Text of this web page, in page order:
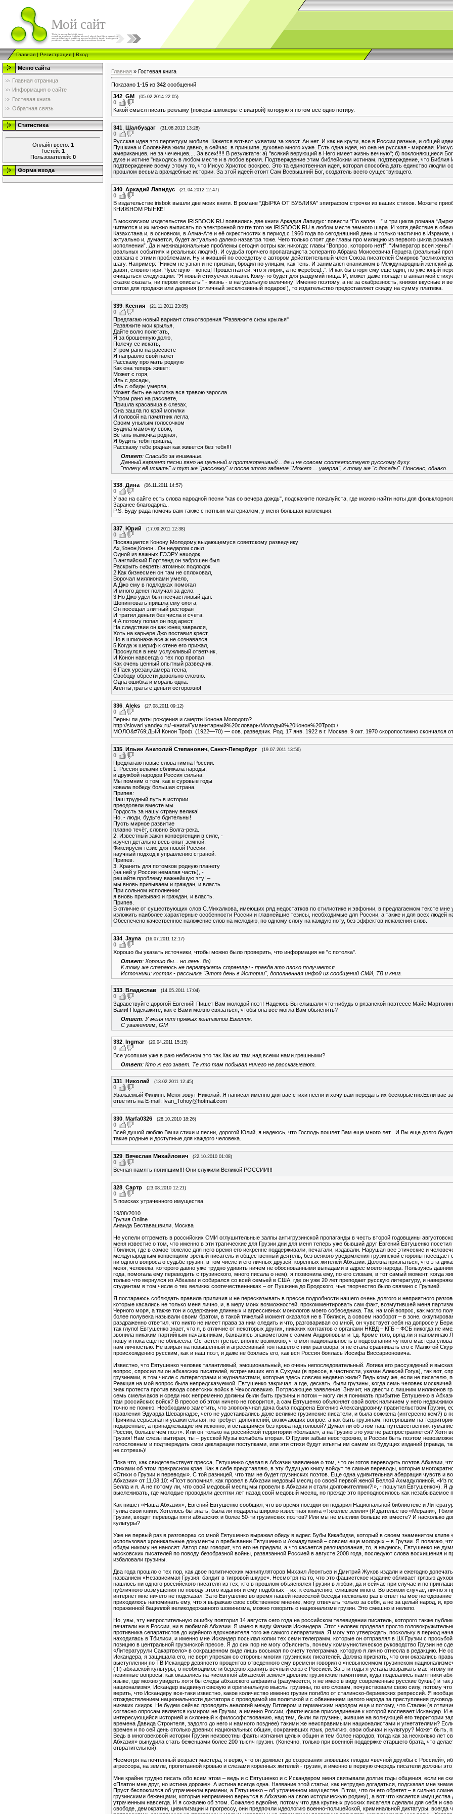
Мой сайт
Главная|Регистрация|Вход
Меню сайта
Главная страница
Информация о сайте
Гостевая книга
Обратная связь
Статистика
Онлайн всего: 1
Гостей: 1
Пользователей: 0
Форма входа
Главная » Гостевая книга
Показано 1-15 из 342 сообщений
342 GM (05.02.2014 22:05)
0
Какой смысл писать рекламу {покеры-шмокеры с виагрой} которую я потом всё одно потиру.
341 Шалбуздаг (31.08.2013 13:28)
0
Русская идея это перпетуум мобиле. Кажется вот-вот ухватим за хвост. Ан нет. И как не крути, все в России разные, и общей
Пушкина и Соловьёва жили давно, а сейчас. в принципе, духовно много хуже. Есть одна идея, но она не русская - мировая.
американцев, не за чеченцев,... За всех!!!!! В результате: а) "всякий верующий в Него имеет жизнь вечную"; б) поклоняющиеся
духе и истине "находясь в любом месте и в любое время. Подтверждение этим библейским истинам, подтверждение, что Библия
подтверждение всему этому то, что Иисус Христос воскрес. Это та единственная идея, которая способна дать единство людям
прошлом весьма враждебные истории. За этой идеей стоит Сам Всевышний Бог, создатель всего существующего.
340 Аркадий Лапидус (21.04.2012 12:47)
0
В издательстве irisbok вышли две моих книги. В романе "ДЫРКА ОТ БУБЛИКА" эпиграфом строчки из ваших стихов. Можете
КНИЖНОМ РЫНКЕ!
В московском издательстве IRISBOOK.RU появились две книги Аркадия Лапидус: повести “По капле…” и три цикла романа
читаются и их можно выписать по электронной почте того же IRISBOOK.RU в любом месте земного шара. И хотя действие в
Казахстана и, в основном, в Алма-Ате и её окрестностях в период с 1960 года по сегодняшний день и только частично в
актуально и, думается, будет актуально далеко назавтра тоже. Чего только стоят две главы про милицию из первого цикла
исполнении”. Да и межнациональные проблемы сегодня остры как никогда: главы “Вопрос, которого нет!”, “Император всея
реальных событиях и реальных людях!). И судьба горячего пропагандиста эсперанто Абрама Моисеевича Герцега (реальный
связана с этими проблемами. Ну и живший по соседству с автором действительный член Союза писателей Смирнов
шагу. Например: “Никем не узнан и не признан, бродил по улицам, как тень. И занимался онанизмом в Международный женский
давят, словно гири. Чувствую – конец! Прошептал ей, что я лирик, а не жеребец!..”. И как бы вторя ему ещё один, но уже юный
очищаться следующим: “Я новый стихуёчек изваял. Кому-то будет для раздумий пища. И, может даже попадёт в аннал мой
сказке сказать, ни пером описать!” - жизнь - в натуральную величину! Именно поэтому, а не за скабрезность, книжки вкусные и
оптом для продажи или дарения (отличный эксклюзивный подарок!), то издательство предоставляет скидку на сумму платежа.
339 Ксения (21.11.2011 23:05)
0
Предлагаю новый вариант стихотворения "Развяжите сизы крылья"
Развяжите мои крылья,
Дайте волю полетать,
Я за брошенную долю,
Полечу ее искать,
Утром рано на рассвете
Я направлю свой палет
Расскажу про мать родную
Как она теперь живет:
Может с горя,
Иль с досады,
Иль с обиды умерла,
Может быть ее могилка вся травою заросла.
Утром рано на рассвете,
Пришла красавица в слезах,
Она зашла по край могилки
И головой на памятник легла,
Своим унылым голосочком
Будила мамочку свою,
Встань мамочка родная,
Я будить тебя пришла,
Расскажу тебе родная как живется без тебя!!!
Ответ: Спасибо за внимание.
Данный вариант песни явно не цельный и противоречивый... да и не совсем соответствует русскому духу.
"полечу её искать" и тут же "расскажу" и после этого гадание "Может ... умерла", к тому же "с досады". Нонсенс, однако.
338 Дина (06.11.2011 14:57)
0
У вас на сайте есть слова народной песни "как со вечера дождь", подскажите пожалуйста, где можно найти ноты для
Заранее благодарна..
P.S. Буду рада помочь вам также с нотным материалом, у меня большая коллекция.
337 Юрий (17.09.2011 12:38)
0
Посвящается Конону Молодому,выдающемуся советскому разведчику
Ах,Конон,Конон...Он недаром слыл
Одной из важных ГЭЭРУ находок,
В английский Портленд он заброшен был
Раскрыть секреты атомных подлодок.
2.Как бизнесмен он там не сплоховал,
Ворочал миллионами умело,
А Джо ему в подлодках помогал
И много денег получал за дело.
3.Но Джо удел был несчастливый дан:
Шопинговать пришла ему охота,
Он посещал элитный ресторан
И тратил деньги без числа и счета.
4.А потому попал он под арест.
На следствии он как юнец заврался,
Хоть на карьере Джо поставил крест,
Но в шпионаже все ж не сознавался.
5.Когда ж шериф к стене его прижал,
Проснулся в нем услужливый ответчик,
И Конон навсегда с тех пор пропал
Как очень ценный,опытный разведчик.
6.Паек урезан,камера тесна,
Свободу обрести довольно сложно.
Одна ошибка и мораль одна:
Агенты,тратьте деньги осторожно!
336 Aleks (27.08.2011 09:12)
0
Верны ли даты рождения и смерти Конона Молодого?
http://slovari.yandex.ru/~книги/Гуманитарный%20словарь/Молодый%20Конон%20Троф./
МОЛО&#769;ДЫЙ Конон Троф. (1922—70) — сов. разведчик. Род. 17 янв. 1922 в г. Москве. 9 окт. 1970 скоропостижно скончался
335 Ильин Анатолий Степанович, Санкт-Петербург (19.07.2011 13:56)
0
Предлагаю новые слова гимна России:
1. Россия веками сближала народы,
и дружбой народов Россия сильна.
Мы помним о том, как в суровые годы
ковала победу большая страна.
Припев:
Наш трудный путь в истории
преодолели вместе мы.
Гордость за нашу страну велика!
Но, - люди, будьте бдительны!
Пусть мирное развитие
плавно течёт, словно Волга-река.
2. Известный закон конвергенции в силе, -
изучен детально весь опыт земной.
Фиксируем тезис для новой России:
научный подход к управлению страной.
Припев.
3. Хранить для потомков родную планету
(на ней у России немалая часть), -
решайте проблему важнейшую эту! –
мы вновь призываем и граждан, и власть.
При сольном исполнении:
я вновь призываю и граждан, и власть.
Припев.
В отличие от существующих слов С.Михалкова, имеющих ряд недостатков по стилистике и эвфонии, в предлагаемом тексте мне
изложить наиболее характерные особенности России и главнейшие тезисы, необходимые для России, а также и для всех людей
Обеспечено качественное наложение слов на мелодию, по одному слогу на каждую ноту, без эффектов искажения слов.
334 Jayna (16.07.2011 12:17)
0
Хорошо бы указать источники, чтобы можно было проверить, что информация не "с потолка".
Ответ: Хорошо бы... но лень. 8о)
К тому же стараюсь не перегружать страницы - правда это плохо получается.
Источники: костяк - рассылка "Этот день в Истории", дополненная инфой из сообщений СМИ, ТВ и книг.
333 Владислав (14.05.2011 17:04)
0
Здравствуйте дорогой Евгений! Пишет Вам молодой поэт! Надеюсь Вы слышали что-нибудь о рязанской поэтессе Майе
Вами! Подскажите, как с Вами можно связаться, чтобы она всё могла Вам обьяснить?
Ответ: У меня нет прямых контактов Евгения.
С уважением, GM
332 Ingmar (20.04.2011 15:15)
0
Все усопшие уже в раю небесном.это так.Как им там.над всеми нами.грешными?
Ответ: Кто ж его знает. Те кто там побывал ничего не рассказывают.
331 Николай (13.02.2011 12:45)
0
Уважаемый Филипп. Меня зовут Николай. Я написал именно для вас стихи песни и хочу вам передать их бескорыстно.Если вас
ответить на E-mail: Ivan_Tohoy@hotmail.com
330 Marfa0326 (28.10.2010 18:26)
0
Всей душой люблю Ваши стихи и песни, дорогой Юлий, я надеюсь, что Господь пошлет Вам еще много лет . И Вы еще долго
такие родные и доступные для каждого человека.
329 Вячеслав Михайлович (22.10.2010 01:08)
0
Вечная память погипшим!!! Они служили Великой РОССИИ!!!
328 Сартр (23.08.2010 12:21)
0
В поисках утраченного имущества
19/08/2010
Грузия Online
Анаида Беставашвили, Москва
Не успели отгреметь в российских СМИ оглушительные залпы антигрузинской пропаганды в честь второй годовщины
меня известие о том, что именно в эти трагические для Грузии дни для меня теперь уже бывший друг Евгений Евтушенко
Тбилиси, где в самое тяжелое для него время его искренне поддерживали, печатали, издавали. Нарушая все этические и
международным конвенциям зрелый писатель и общественный деятель, без всякого уведомления грузинской стороны посещает
ни одного вопроса о судьбе грузин, в том числе и его личных друзей, коренных жителей Абхазии. Должна признаться, что эта
меня, человека, которого давно уже трудно удивить ничем не обоснованными выпадами в адрес моего народа. Пользуясь
года, помогала ему переводить с грузинского, много писала о нем), я позвонила ему, по его словам, в тот самый момент, когда
только что вернулся из Абхазии и собирался со всей семьей в США, где он уже 20 лет преподает русскую литературу, и
студентам в том числе о тех великих соотечественниках – от Пушкина до Бродского, чье творчество было связано с Грузией.
Я постараюсь соблюдать правила приличия и не пересказывать в прессе подробности нашего очень долгого и неприятного
которые касались не только меня лично, и, в меру моих возможностей, прокомментировать сам факт, возмутившей меня
Черного моря, а также тон и содержание длинных и агрессивных монологов моего собеседника. Так, на мой вопрос, как могло
более полувека называли своим братом, в такой тяжелый момент оказался не в Тбилиси, а совсем наоборот – в зоне,
раздраженно ответил, что никто не имеет права за ним следить и что, разговаривая со мной, он чувствует себя на допросе у
так глупо! Евтушенко знает, что я, в отличие от некоторых других, никаких контактов с органами НКВД – КГБ – ФСБ никогда не
звонила никаким партийным начальникам, бахвалясь знакомством с самим Андроповым и т.д. Кроме того, вряд ли я напоминаю
ношу и пока еще не облысела. Остается третье: вполне возможно, что моя национальность в подсознании чуткого мастера
нам личностью. Не взирая на повышенный и агрессивный тон нашего с ним разговора, я не стала сравнивать его с Малютой
происхождению русским, как и наш поэт, и даже не боялась его, как вся Россия боялась Иосифа Виссарионовича.
Известно, что Евтушенко человек талантливый, эмоциональный, но очень непоследовательный. Логика его рассуждений и
вопрос, спросил ли он абхазских писателей, встречавших его в Сухуми (в прессе, в частности, указан Алексей Гогуа), так вот,
грузинами, в том числе с литераторами и журналистами, которые здесь совсем недавно жили? Ведь кому же, если не писателю,
Реакция на мой вопрос была непредсказуемой. Евтушенко закричал: а где, дескать, были грузины, когда семь человек
знак протеста против ввода советских войск в Чехословакию. Потрясающее заявление! Значит, на двести с лишним миллионов
семь смельчаков и среди них непременно должны были быть грузины и потом – могу ли я понимать прибытие Евтушенко в
там российских войск? В прессе об этом ничего не говорится, а сам Евтушенко объясняет свой вояж наличием у него
точно не помню. Необходимо заметить, что злополучная дача была подарена Евгению Александровичу правительством Грузии,
правления Эдуарда Шеварнадзе, чего не удостаивались даже великие грузинские писатели, и была сожжена (интересно кем?) в
Причина серьезная и уважительная, но требует дополнений, включающих вопрос: а как быть грузинам, потерявшим на
подаренные, а принадлежащие им исконно, и оставшимся без крова над головой? Думал ли об этом наш путешественник-
России, больше чем поэт». Или он только на российской территории «больше», а на Грузию это уже не распространяется? Хотя
Грузия! Нам слезы вытирая, ты – русской Музы колыбель вторая. О Грузии забыв неосторожно, в России быть поэтом
голословным и подтверждать свои декларации поступками, или эти стихи будут изъяты им самим из будущих изданий (правда,
не сотрешь)!
Пока что, как свидетельствует пресса, Евтушенко сделал в Абхазии заявление о том, что он готов переводить поэтов Абхазии,
стихами об этом прекрасном крае. Как я себе представляю, в эту будущую книгу войдут те самые переводы, которые
«Стихи о Грузии и переводы». С той разницей, что там не будет грузинских поэтов. Еще одна удивительная аберрация чувств и
Абхазии» от 11.08.10: «Поэт вспомнил, как провел в Абхазии медовый месяц со своей первой женой Беллой Ахмадуллиной. «Из
Белла и я. А не потому ли, что свой медовый месяц мы провели в Абхазии и стали долгожителями?!», - пошутил Евтушенко»). Я
выслеживать, где молодые проводили десятки лет назад свой медовый месяц, но прежде это преподносилось как незабываемое
Как пишет «Наша Абхазия», Евгений Евтушенко сообщил, что во время поездки он подарил Национальной библиотеке и
Гулиа свои книги. Хотелось бы знать, была ли подарена широко известная книга «Тяжелее земли» (Издательство «Мерани»,
Грузии, входят переводы пяти абхазских и более 50-ти грузинских поэтов? Или мы не мыслим больше их вместе? И насколько
культуры?
Уже не первый раз в разговорах со мной Евтушенко выражал обиду в адрес Бубы Кикабидзе, который в своем знаменитом
использовал хроникальные документы о пребывании Евтушенко и Ахмадулиной – совсем еще молодых – в Грузии. Я полагаю, что
обиды никому не наносят. Автор сам говорит, что его не предали, а что касается разочарования, то, я надеюсь, Евтушенко не
московских писателей по поводу безобразной войны, развязанной Россией в августе 2008 года, последуют слова восхищения и
избаловали грузины.
Два года прошло с тех пор, как двое политических манипуляторов Михаил Леонтьев и Дмитрий Жуков издали и ежегодно
названием «Независимая Грузия: бандит в тигровой шкуре». Несмотря на то, что это фашистское издание обливает грязью
нашлось ни одного российского писателя из тех, кто в прошлом объяснялся Грузии в любви, да и сейчас при случае и по
публичного возмущения по поводу этого издания и ему подобных – их, к сожалению, слишком много. Во всяком случае, лично я
интернет мне ничего не подсказал. Зато Евтушенко во время нашей невеселой беседы несколько раз в ответ на мое
приходилось напоминать ему, что я выражаю свое собственное мнение, могу отвечать только за себя, а не за целый народ, и,
пораженной бациллой великодержавного шовинизма, можно говорить о национализме грузин. Это смешно и нелепо.
Но, увы, эту непростительную ошибку повторил 14 августа сего года на российском телевидении писатель, которого также
печатали ни в России, ни в любимой Абхазии. Я имею в виду Фазиля Искандера. Этот человек проделал просто
противника сепаратистов до идейного вдохновителя того же самого сепаратизма. Я могу это утверждать, поскольку в период
находилась в Тбилиси, и именно мне Искандер посылал копии тех семи телеграмм, которые он отправлял в ЦК Грузии с просьбой
позицию в центральной грузинской прессе. Я до сих пор не могу объяснить, почему коммунистическое руководство Грузии не
«Литературули Сакартвело» в сокращенном виде лишь восьмая по счету телеграмма, которую я лично отнесла в редакцию. Не
Искандера, я защищала его, не веря упрекам со стороны многих грузинских писателей. Должна признать, что они оказались
выступлении по ТВ Искандер девяносто процентов отведенного ему времени говорил о «невыносимом грузинском
(!!!) абхазской культуры, о необходимости бережно хранить вечный союз с Россией. За эти годы я устала возражать маститому
невинные вопросы: как оказались на «исконной абхазской земле» древние грузинские памятники, куда подевались памятники
языке, где можно увидеть хотя бы следы абхазского алфавита (разумеется, я не имею в виду современные русские буквы) и так
национализм», Искандер выдвинул свежую и оригинальную мысль: грузины, по его словам, почувствовали свою силу, потому
верить, что Искандеру все-таки известно, какое количество именно грузин погибло от сталинско-бериевских репрессий. Я
отождествлением национальности диктатора с проводимой им политикой и с обвинением целого народа за преступления
никаких скидок. Не будем сейчас проводить аналогий между Гитлером и германским народом еще и потому, что Сталин (в
согласно опросам является кумиром не Грузии, а именно России, фактическое присоединение к которой воспевает Искандер.
интересующийся историей и склонный к философствованию, над тем, были ли грузины, жившие на волнующей его территории
времена Давида Строителя, задолго до него и намного позднее) такими же неисправимыми националистами и угнетателями?
времен и по сей день столько древних национальных общин, сохранивших язык, религию, свои обычаи и культуру? Может быть,
Ведь в многовековой истории Грузии неизвестны факты изгнания целых общин и тем более народов, тогда как за несколько лет
Абхазия» вынудила стать беженцами более 200 тысяч грузин. (Конечно, только при военной поддержке старшего брата, что
отвратительной).
Несмотря на почтенный возраст мастера, я верю, что он доживет до созревания зловещих плодов «вечной дружбы с Россией»,
агрессора, на земле, пропитанной кровью и слезами коренных жителей - грузин, и именно в первую очередь писатели должны это
Мне крайне трудно писать обо всем этом – ведь и с Евтушенко и с Искандером меня связывали долгие годы общения, если не
«Платон мне друг, но истина дороже». А истина всегда одна. Название этой статьи, как нетрудно догадаться, подсказал мне
Пруст беспокоился об утраченном времени, а Евтушенко – об утраченном имуществе. В том, что он его обретет – я сильно
грузинскими беженцами, которые непременно вернутся в Абхазию на свою историческую родину), а вот что касается имущества
утраченным навсегда. И я сожалею об этом. Сожалею вдвойне, потому что два крупных русских писателя сделали для себя и
свободе, демократии, цивилизации и прогрессу, они предпочли идеологию военно-полицейской, криминальной диктатуры,